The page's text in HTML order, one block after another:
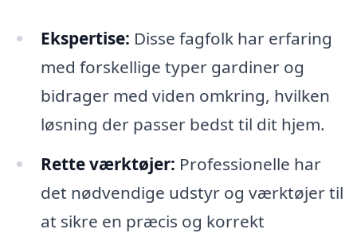
Ekspertise: Disse fagfolk har erfaring
med forskellige typer gardiner og
bidrager med viden omkring, hvilken
løsning der passer bedst til dit hjem.
Rette værktøjer: Professionelle har
det nødvendige udstyr og værktøjer til
at sikre en præcis og korrekt